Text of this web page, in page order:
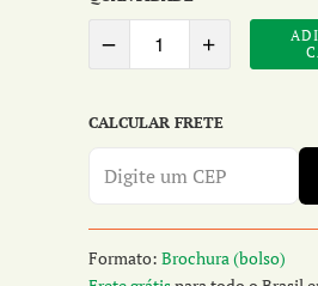
CALCULAR FRETE
Formato: Brochura (bolso)